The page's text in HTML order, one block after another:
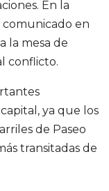
En la
comunicado en
la mesa de
conflicto.
ya que los
de Paseo
transitadas de